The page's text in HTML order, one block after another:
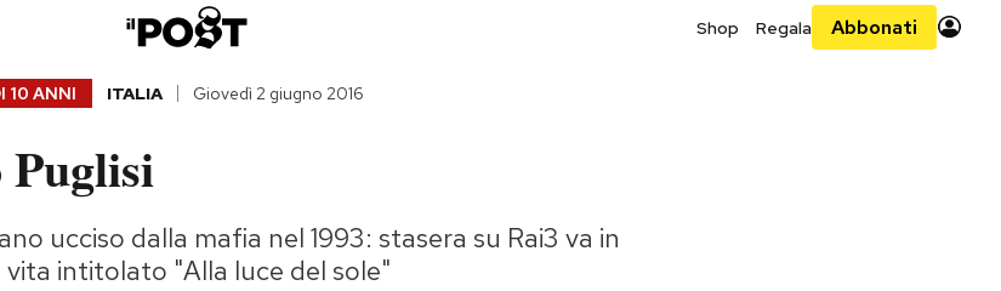
Shop Regala Abbonati
10 ANNI ITALIA Giovedì 2 giugno 2016
ucciso dalla mafia nel 1993: stasera su Rai3 va in
intitolato "Alla luce del sole"